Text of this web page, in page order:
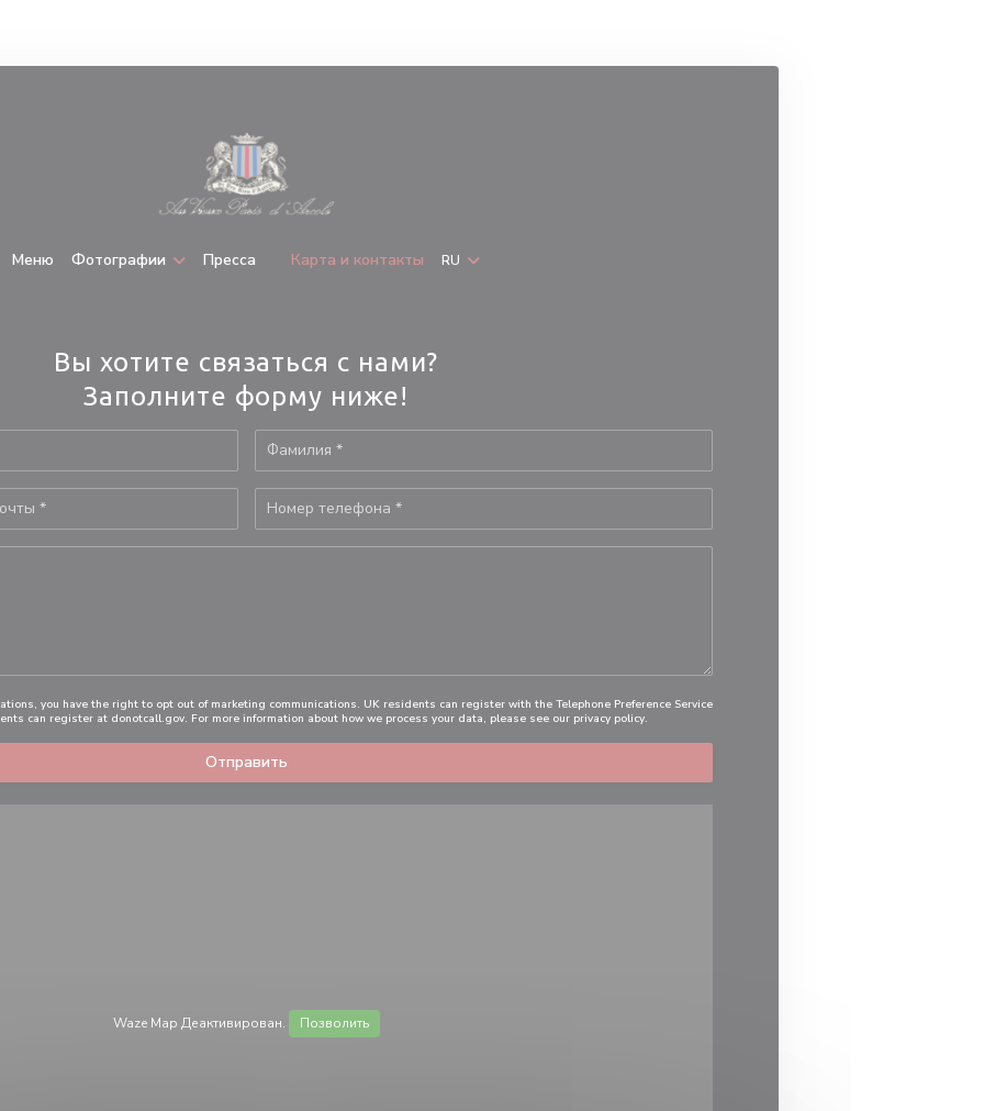
Меню Фотографии Пресса ((открывается в новом окне))
Карта и контакты RU
Вы хотите связаться с нами?
Заполните форму ниже!
you have the right to opt out of marketing communications. UK residents can register with the Telephone Preference Service
can register at donotcall.gov. For more information about how we process your data, please see our privacy policy.
Waze Map Деактивирован. Позволить